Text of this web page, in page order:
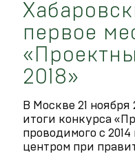
первое
2018»
В Москве 21
итоги конкурса
проводимого с
центром при